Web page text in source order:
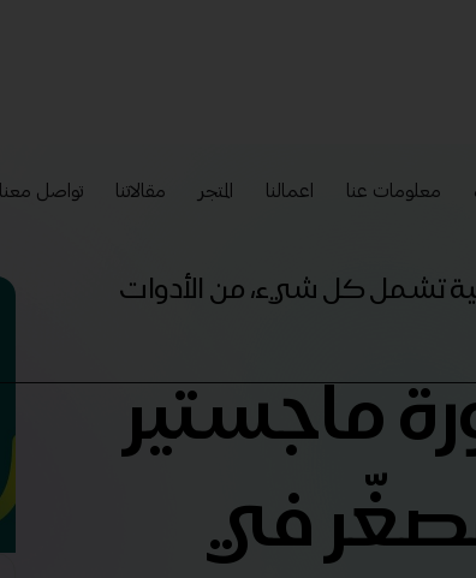
معلومات عنا اعمالنا المتجر مقالاتنا تواصل معنا
تشمل كل شيء، من الأدوات
ماجستير
في